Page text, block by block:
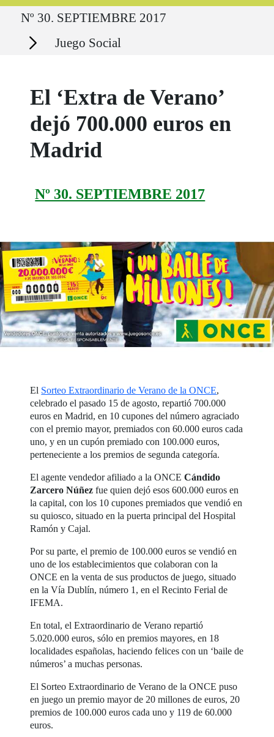
Ruta del sitio
Nº 30. SEPTIEMBRE 2017
Secciones Juego Social
El ‘Extra de Verano’
dejó 700.000 euros en
Madrid
Nº 30. SEPTIEMBRE 2017
El Sorteo Extraordinario de Verano de la ONCE,
celebrado el pasado 15 de agosto, repartió 700.000
euros en Madrid, en 10 cupones del número agraciado
con el premio mayor, premiados con 60.000 euros cada
uno, y en un cupón premiado con 100.000 euros,
perteneciente a los premios de segunda categoría.
El agente vendedor afiliado a la ONCECándido
Zarcero Núñez fue quien dejó esos 600.000 euros en
la capital, con los 10 cupones premiados que vendió en
su quiosco, situado en la puerta principal del Hospital
Ramón y Cajal.
Por su parte, el premio de 100.000 euros se vendió en
uno de los establecimientos que colaboran con la
ONCE en la venta de sus productos de juego, situado
en la Vía Dublín, número 1, en el Recinto Ferial de
IFEMA.
En total, el Extraordinario de Verano repartió
5.020.000 euros, sólo en premios mayores, en 18
localidades españolas, haciendo felices con un ‘baile de
números’ a muchas personas.
El Sorteo Extraordinario de Verano de la ONCE puso
en juego un premio mayor de 20 millones de euros, 20
premios de 100.000 euros cada uno y 119 de 60.000
euros.